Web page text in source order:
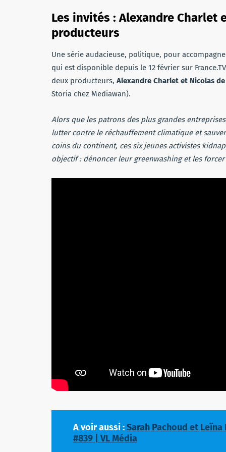
Les invités : Alexandre Charlet
producteurs
Une série audacieuse, politique, pour
qui est disponible depuis le 12 février sur
deux producteurs, Alexandre Charlet et Nicolas
Storia chez Mediawan).
Alors que les patrons des plus grandes
lutter contre le réchauffement climatique et
coins du continent, ces six jeunes activistes
objectif : dénoncer leur greenwashing et les
A voir aussi :Sarah Pachoud et
#839 | VL Média